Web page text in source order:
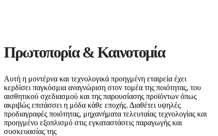
Πρωτοπορία & Καινοτομία
Αυτή η μοντέρνα και τεχνολογικά προηγμένη εταιρεία έχει
κερδίσει παγκόσμια αναγνώριση στον τομέα της ποιότητας, του
αισθητικού σχεδιασμού και της παρουσίασης προϊόντων όπως
ακριβώς επιτάσσει η μόδα κάθε εποχής. Διαθέτει υψηλές
προδιαγραφές ποιότητας, μηχανήματα τελευταίας τεχνολογίας και
προηγμένο εξοπλισμό στις εγκαταστάσεις παραγωγής και
συσκευασίας της